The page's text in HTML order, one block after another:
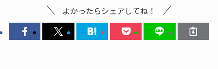
よかったらシェアしてね！